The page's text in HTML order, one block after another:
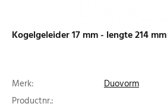
Kogelgeleider 17 mm - lengte 214 mm
Merk:
Duovorm
Productnr.: